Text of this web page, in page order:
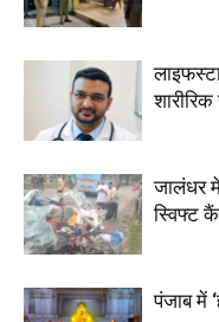
जालंधर
स्विफ्ट
पंजाब में